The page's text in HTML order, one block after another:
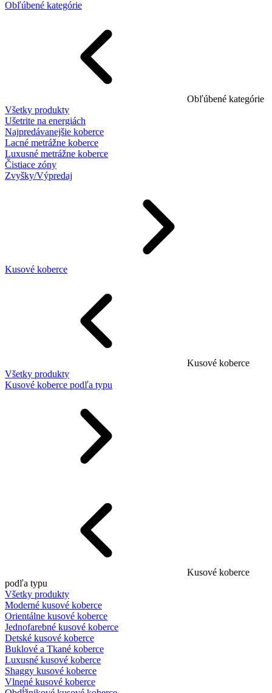
Obľúbené kategórie
Obľúbené kategórie
Všetky produkty
Ušetrite na energiách
Najpredávanejšie koberce
Lacné metrážne koberce
Luxusné metrážne koberce
Čistiace zóny
Zvyšky/Výpredaj
Kusové koberce
Kusové koberce
Všetky produkty
Kusové koberce podľa typu
Kusové koberce
podľa typu
Všetky produkty
Moderné kusové koberce
Orientálne kusové koberce
Jednofarebné kusové koberce
Detské kusové koberce
Buklové a Tkané koberce
Luxusné kusové koberce
Shaggy kusové koberce
Vlnené kusové koberce